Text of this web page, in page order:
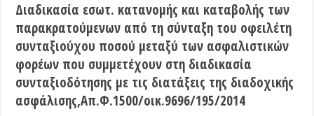
Διαδικασία εσωτ. κατανομής και καταβολής των
παρακρατούμενων από τη σύνταξη του οφειλέτη
συνταξιούχου ποσού μεταξύ των ασφαλιστικών
φορέων που συμμετέχουν στη διαδικασία
συνταξιοδότησης με τις διατάξεις της διαδοχικής
ασφάλισης,Απ.Φ.1500/οικ.9696/195/2014